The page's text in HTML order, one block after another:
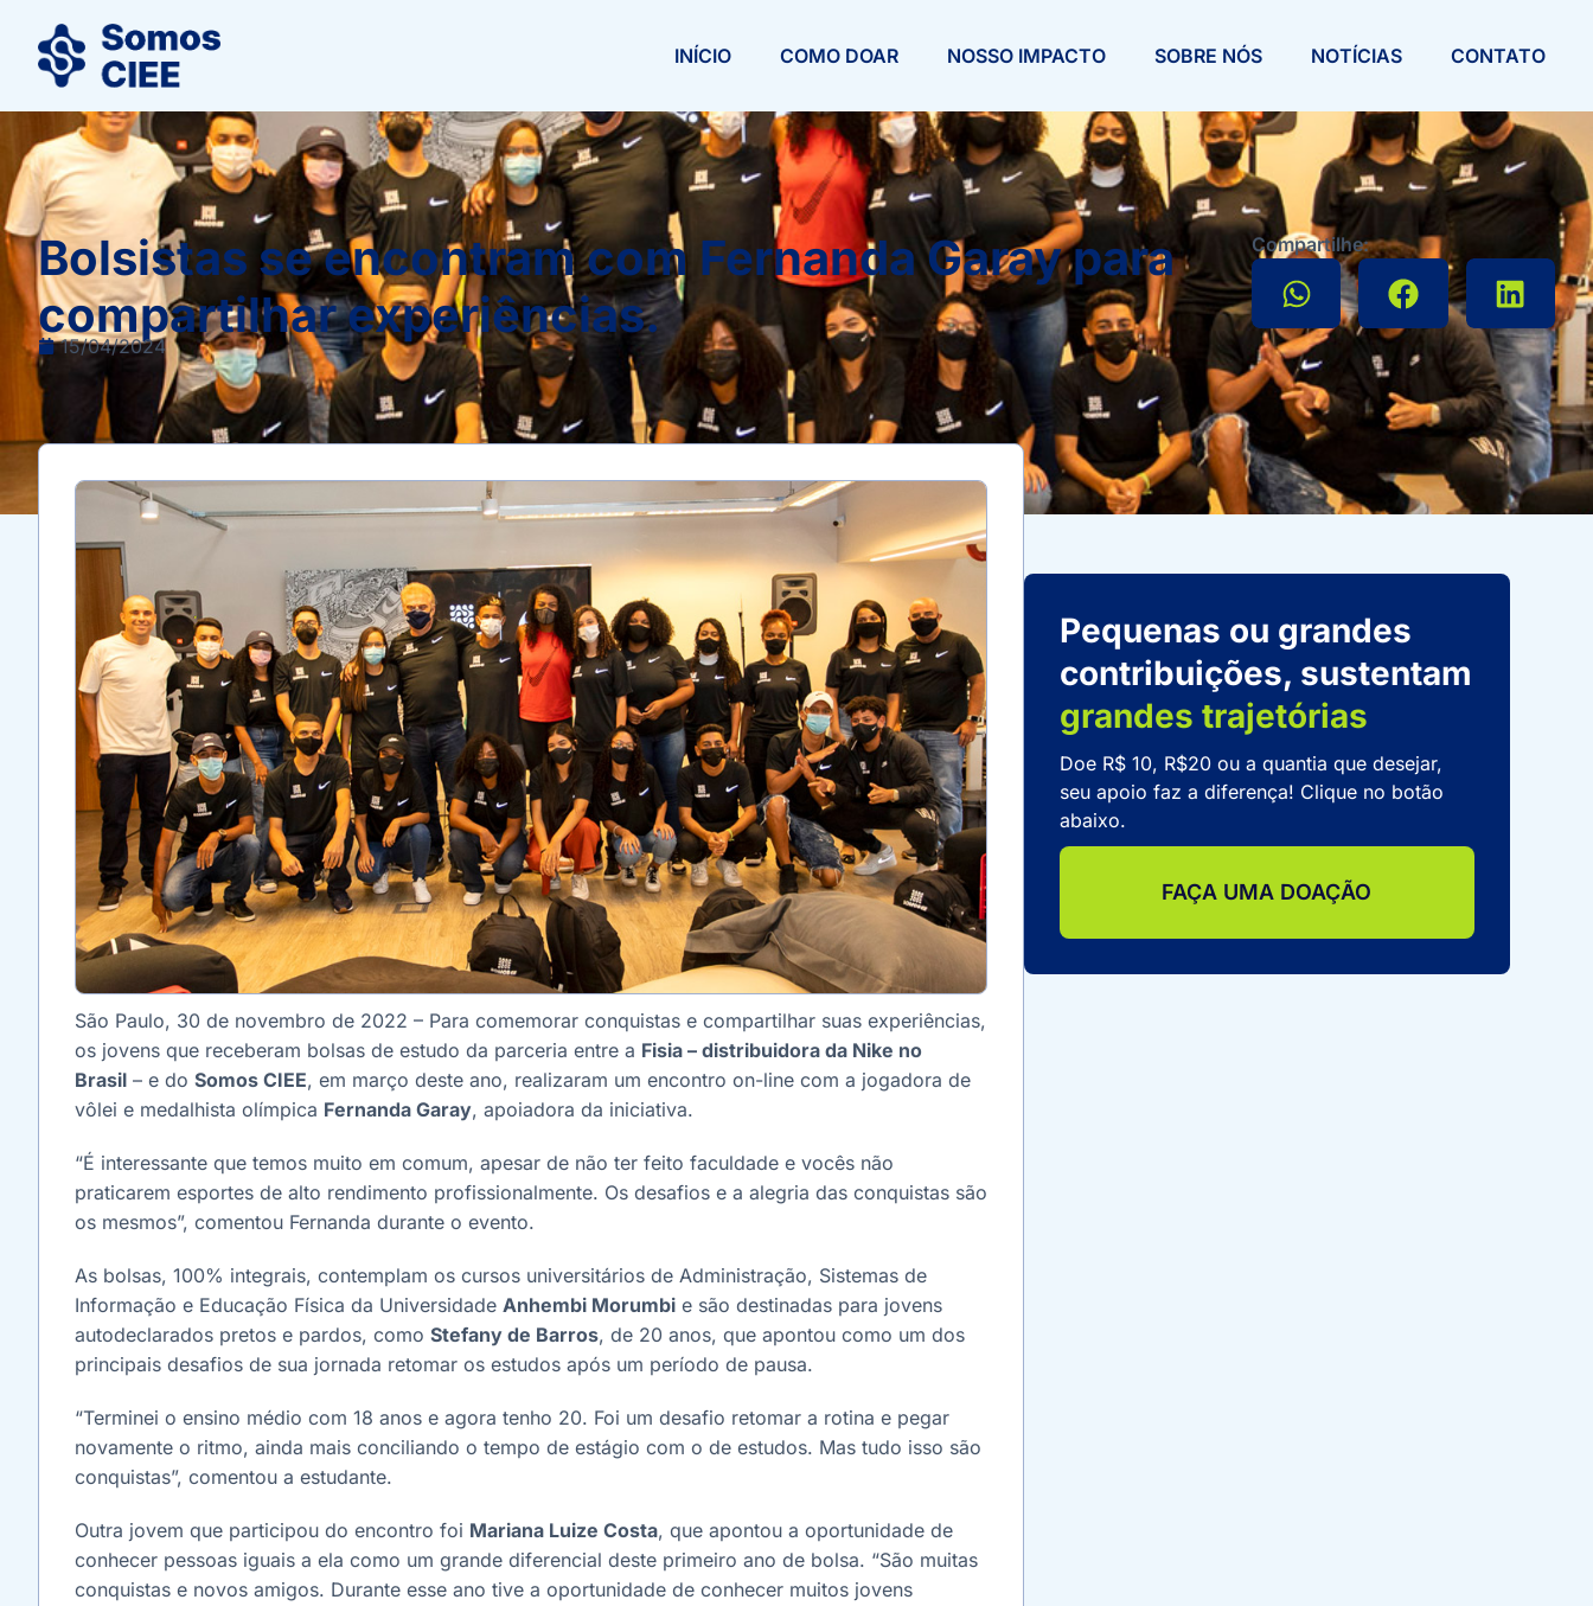
INÍCIO COMO DOAR NOSSO IMPACTO SOBRE NÓS NOTÍCIAS CONTATO
Bolsistas se encontram com Fernanda Garay para
compartilhar experiências.
15/04/2024
Compartilhe:
São Paulo, 30 de novembro de 2022 – Para comemorar conquistas e compartilhar suas experiências,
os jovens que receberam bolsas de estudo da parceria entre a Fisia – distribuidora da Nike no
Brasil – e do Somos CIEE, em março deste ano, realizaram um encontro on-line com a jogadora de
vôlei e medalhista olímpica Fernanda Garay, apoiadora da iniciativa.
“É interessante que temos muito em comum, apesar de não ter feito faculdade e vocês não
praticarem esportes de alto rendimento profissionalmente. Os desafios e a alegria das conquistas são
os mesmos”, comentou Fernanda durante o evento.
As bolsas, 100% integrais, contemplam os cursos universitários de Administração, Sistemas de
Informação e Educação Física da Universidade Anhembi Morumbi e são destinadas para jovens
autodeclarados pretos e pardos, como Stefany de Barros, de 20 anos, que apontou como um dos
principais desafios de sua jornada retomar os estudos após um período de pausa.
“Terminei o ensino médio com 18 anos e agora tenho 20. Foi um desafio retomar a rotina e pegar
novamente o ritmo, ainda mais conciliando o tempo de estágio com o de estudos. Mas tudo isso são
conquistas”, comentou a estudante.
Outra jovem que participou do encontro foi Mariana Luize Costa, que apontou a oportunidade de
conhecer pessoas iguais a ela como um grande diferencial deste primeiro ano de bolsa. “São muitas
conquistas e novos amigos. Durante esse ano tive a oportunidade de conhecer muitos jovens
Pequenas ou grandes
contribuições, sustentam
grandes trajetórias
Doe R$ 10, R$20 ou a quantia que desejar,
seu apoio faz a diferença! Clique no botão
abaixo.
FAÇA UMA DOAÇÃO